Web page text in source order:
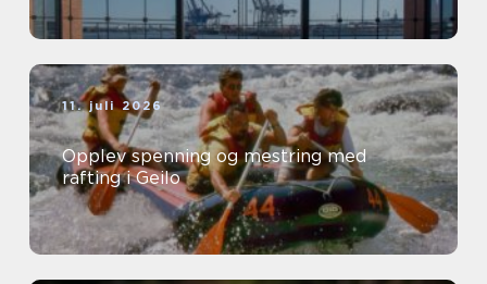
11. juli 2026
Opplev spenning og mestring med
rafting i Geilo